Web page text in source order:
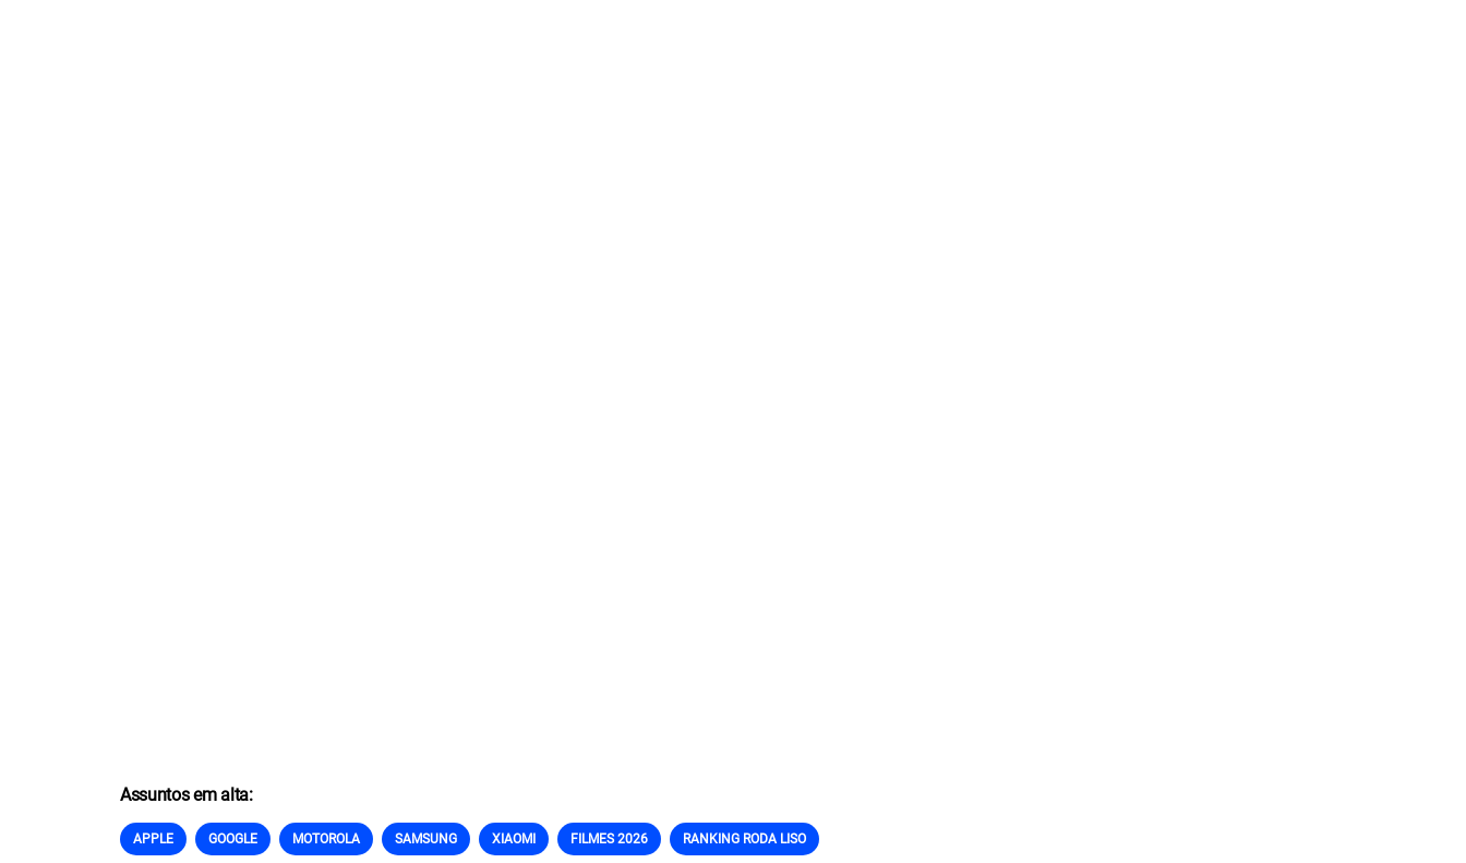
Assuntos em alta:
APPLE GOOGLE MOTOROLA SAMSUNG XIAOMI FILMES 2026 RANKING RODA LISO